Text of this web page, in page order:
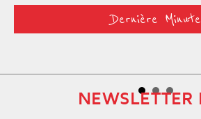
Dernière Minute